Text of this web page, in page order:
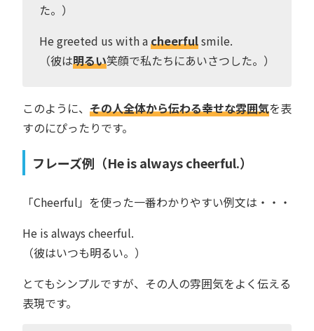
た。）
He greeted us with acheerfulsmile.
（彼は明るい笑顔で私たちにあいさつした。）
このように、 その人全体から伝わる幸せな雰囲気を表
すのにぴったりです。
フレーズ例（He is always cheerful.）
「Cheerful」を使った一番わかりやすい例文は・・・
He is always cheerful.
（彼はいつも明るい。）
とてもシンプルですが、その人の雰囲気をよく伝える
表現です。